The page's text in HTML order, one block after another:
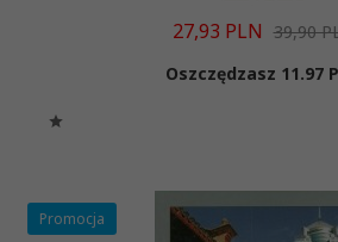
27,93 PLN 39,90
Oszczędzasz 11.97
Promocja